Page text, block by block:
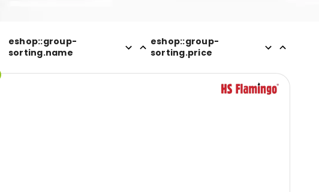
eshop::group-
sorting.name
eshop::group-
sorting.price